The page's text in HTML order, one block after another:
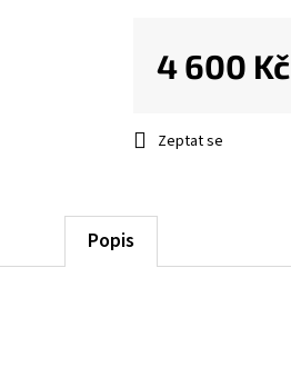
Zeptat se
4 600 Kč
Popis